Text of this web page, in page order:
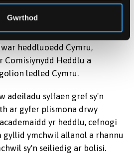
Gwrthodyw Cydweithrediad
Cymru Gyfan sy'n dwyn
heddluoedd Cymru,
Comisiynydd Heddlu a
ledled Cymru.
adeiladu sylfaen gref sy'n
ar gyfer plismona drwy
yr heddlu, cefnogi
gyllid ymchwil allanol a rhannu
sy'n seiliedig ar bolisi.